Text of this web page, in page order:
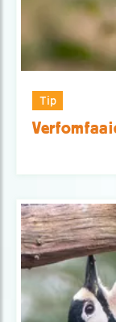
Tip